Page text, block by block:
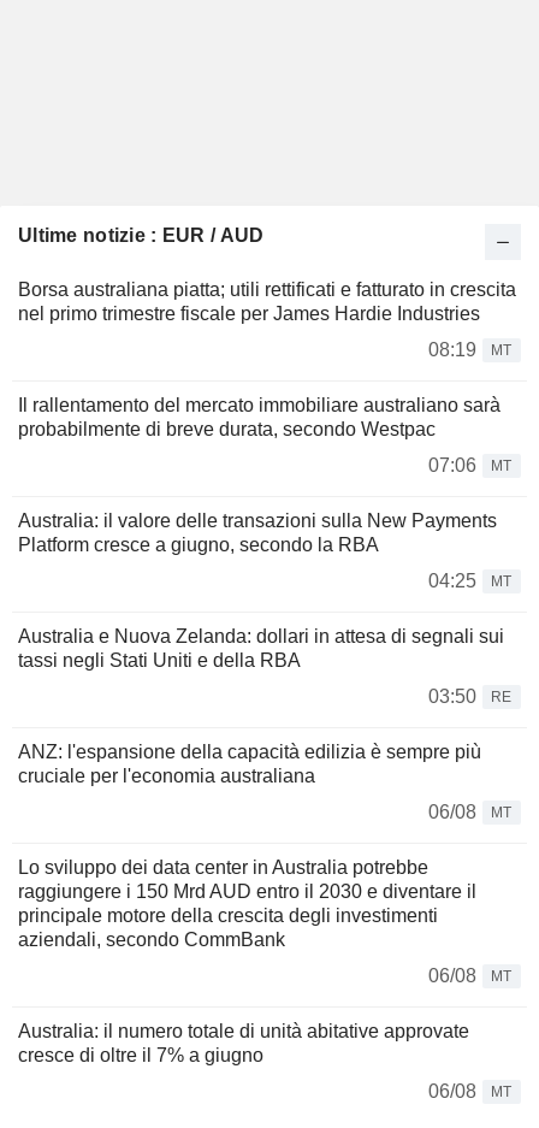
Ultime notizie : EUR / AUD
Borsa australiana piatta; utili rettificati e fatturato in crescita
nel primo trimestre fiscale per James Hardie Industries
08:19
MT
Il rallentamento del mercato immobiliare australiano sarà
probabilmente di breve durata, secondo Westpac
07:06
MT
Australia: il valore delle transazioni sulla New Payments
Platform cresce a giugno, secondo la RBA
04:25
MT
Australia e Nuova Zelanda: dollari in attesa di segnali sui
tassi negli Stati Uniti e della RBA
03:50
RE
ANZ: l'espansione della capacità edilizia è sempre più
cruciale per l'economia australiana
06/08
MT
Lo sviluppo dei data center in Australia potrebbe
raggiungere i 150 Mrd AUD entro il 2030 e diventare il
principale motore della crescita degli investimenti
aziendali, secondo CommBank
06/08
MT
Australia: il numero totale di unità abitative approvate
cresce di oltre il 7% a giugno
06/08
MT